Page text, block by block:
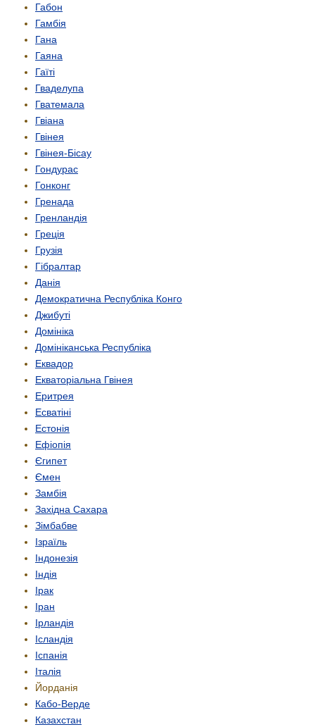
Габон
Гамбія
Гана
Гаяна
Гаїті
Гваделупа
Гватемала
Гвіана
Гвінея
Гвінея-Бісау
Гондурас
Гонконг
Гренада
Гренландія
Греція
Грузія
Гібралтар
Данія
Демократична Республіка Конго
Джибуті
Домініка
Домініканська Республіка
Еквадор
Екваторіальна Гвінея
Еритрея
Есватіні
Естонія
Ефіопія
Єгипет
Ємен
Замбія
Західна Сахара
Зімбабве
Ізраїль
Індонезія
Індія
Ірак
Іран
Ірландія
Ісландія
Іспанія
Італія
Йорданія
Кабо-Верде
Казахстан